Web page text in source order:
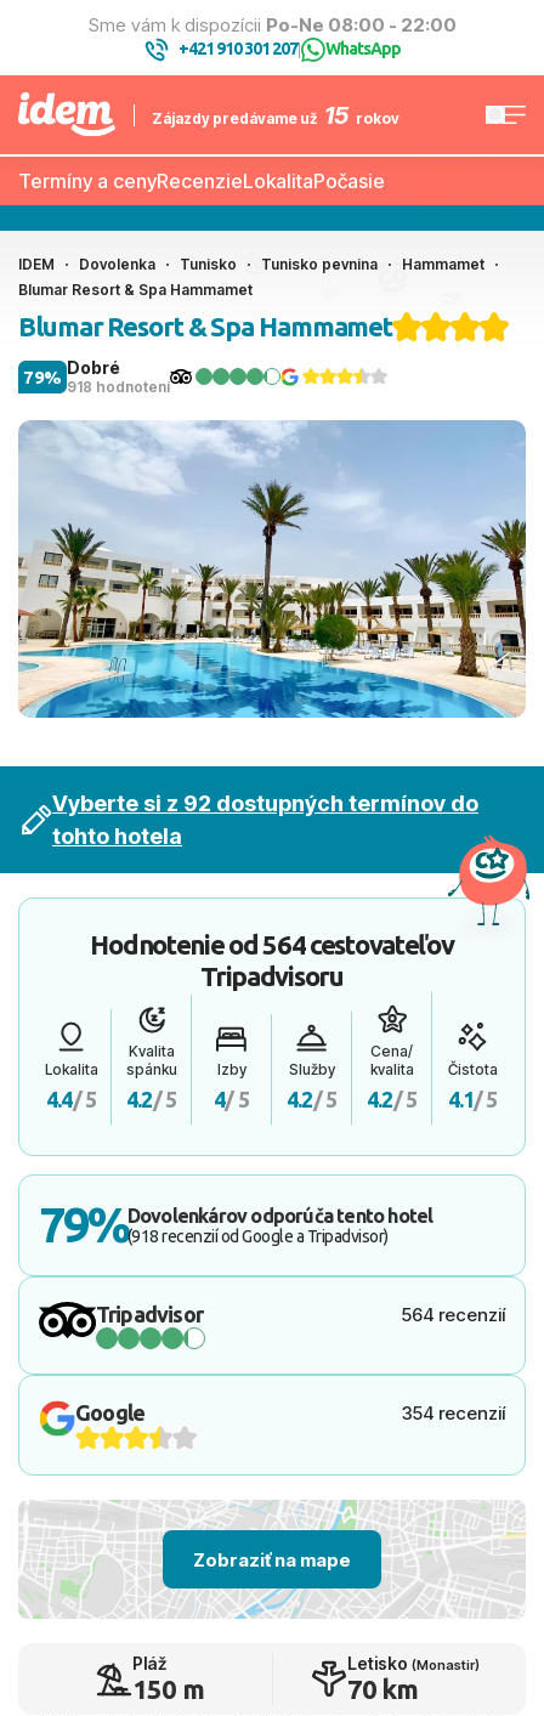
Sme vám k dispozícii Po-Ne 08:00 - 22:00
+421 910 301 207| WhatsApp
Zájazdy predávame už 15 rokov
Termíny a cenyRecenzieLokalitaPočasie
IDEM Dovolenka Tunisko Tunisko pevnina
Hammamet
Blumar Resort & Spa Hammamet
Blumar Resort & Spa Hammamet
Dobré
918 hodnotení
79%
Vyberte si z 92 dostupných termínov do
tohto hotela
Hodnotenie od564 cestovateľov
Tripadvisoru
Lokalita
4.4/ 5
Kvalita
spánku
4.2/ 5
Izby
4/ 5
Služby
4.2/ 5
Cena/
kvalita
4.2/ 5
Čistota
4.1/ 5
79%Dovolenkárov odporúča tento hotel
(918 recenzií od Google a Tripadvisor)
Tripadvisor 564 recenzií
Google 354 recenzií
Zobraziť na mape
Pláž
150 m
Letisko (Monastir)
70 km